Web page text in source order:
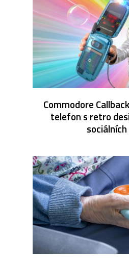
Commodore
telefon s retro